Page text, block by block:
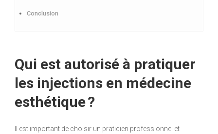
Conclusion
Qui est autorisé à pratiquer
les injections en médecine
esthétique ?
Il est important de choisir un praticien professionnel et